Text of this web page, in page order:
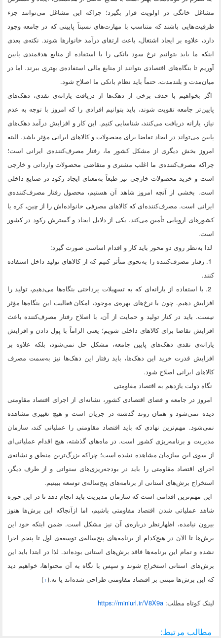
مشاغل خانگی در اولویت قرار بگیرد؛ چراکه این مشاغل می‌توانند جزء
ظرفیت‌هایی باشند که متناسب با مهارت‌های نسبتاً پایینی که در جامعه وجود
دارد، علاوه بر ایجاد اشتغال، باعث ارتقای درآمد خانوارها شوند. نکته‌ی بعدی
اینکه ما باید بتوانیم نرخ سود بانکی را با استفاده از منابع هدفمندی پایین
آوریم تا بنگاه‌های اقتصادی بتوانند از منابع مالی استفاده‌ی بهتری ببرند. اما در
میان‌مدت و بلندمدت، حتماً باید نظام بانکی ما اصلاح شود.
اگر بخواهیم با حذف برخی از دهک‌ها از دریافت یارانه‌ی نقدی، دهک‌های
پایین‌تر جامعه تقویت شوند، باید بتوانیم افرادی را که امروز با توجه به عدم
نیاز، یارانه دریافت می‌کنند، شناسایی کنیم. این کار و افزایش درآمد دهک‌های
پایین می‌تواند در ایجاد تقاضا برای محصولات و کالاهای ایرانی مؤثر باشد. البته
امروز بخش دیگری از مشکل کشور ما، رفتار مصرف‌کننده‌ی ایرانی است؛
چراکه مصرف‌کننده‌ی ما اغلب مشتری و متقاضی محصولات وارداتی و خارجی
است و خرید محصولات خارجی نیز طبعاً به‌معنای ایجاد رکود در صنایع داخلی
است. بخشی از آنچه امروز شاهد آن هستیم، محصول رفتار مصرف‌کننده‌ی
ایرانی است. مصرف‌کننده‌ای که کالاهای مصرفی خانواده‌اش را از چین، کره یا
کشورهای اروپایی تأمین می‌کند، یکی از دلایل ایجاد و گسترش رکود در کشور
است.
لذا به‌نظر روی دو محور باید کار و اقدام اساسی صورت گیرد:
1. رفتار مصرف‌کننده را به‌نحوی متأثر کنیم که از کالاهای تولید داخل استفاده
کنند.
2. با استفاده از یارانه‌ای که به تسهیلات پرداختی بنگاه‌ها می‌دهیم، تولید را
افزایش دهیم. چون با نرخ‌های بهره‌ی موجود، امکان فعالیت این بنگاه‌ها مؤثر
نیست. باید در کنار تولید و حمایت از آن، با اصلاح رفتار مصرف‌کننده باعث
افزایش تقاضا برای کالاهای داخلی شویم؛ یعنی الزاماً با پول دادن و افزایش
یارانه‌ی نقدی دهک‌های پایین جامعه، مشکل حل نمی‌شود، بلکه علاوه بر
افزایش قدرت خرید این دهک‌ها، باید رفتار این دهک‌ها نیز به‌سمت مصرف
کالاهای ایرانی اصلاح شود.
نگاه دولت یازدهم به اقتصاد مقاومتی
امروز در جامعه و فضای اقتصادی کشور، نشانه‌ای از اجرای اقتصاد مقاومتی
دیده نمی‌شود و همان روند گذشته در جریان است و هیچ تغییری مشاهده
نمی‌شود. مهم‌ترین نهادی که باید اقتصاد مقاومتی را عملیاتی کند، سازمان
مدیریت و برنامه‌ریزی کشور است. در ماه‌های گذشته، هیچ اقدام عملیاتی‌ای
از سوی این سازمان مشاهده نشده است؛ چراکه بزرگ‌ترین منطق و نشانه‌ی
اجرای اقتصاد مقاومتی را باید در بودجه‌ریزی‌های سنواتی و از طرف دیگر،
استخراج برش‌های استانی از برنامه‌های پنج‌ساله‌ی توسعه ببینیم.
این مهم‌ترین اقدامی است که سازمان مدیریت باید انجام دهد تا در این حوزه
شاهد عملیاتی شدن اقتصاد مقاومتی باشیم، اما ازآنجاکه این برش‌ها هنوز
بیرون نیامده، اظهارنظر درباره‌ی آن‌ نیز مشکل است. ضمن اینکه خود این
برش‌ها تا الآن در هیچ‌کدام از برنامه‌های پنج‌ساله‌ی توسعه‌ی اول تا پنجم اجرا
نشده و تمام این برنامه‌ها فاقد برش‌های استانی بوده‌اند. لذا در ابتدا باید این
برش‌های استانی استخراج شوند و سپس با نگاه به آن محتواها، خواهیم دید
که این برش‌ها مبتنی بر اقتصاد مقاومتی طراحی شده‌اند یا نه.(+
)
لينک کوتاه مطلب:https://miniurl.ir/V8X9a
مطالب مرتبط: